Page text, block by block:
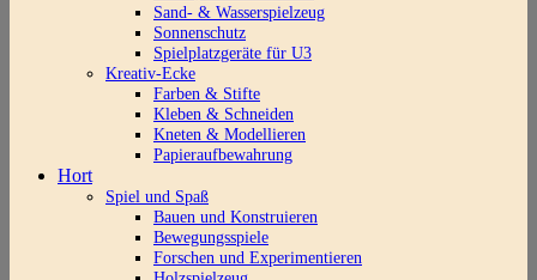
Sand- & Wasserspielzeug
Sonnenschutz
Spielplatzgeräte für U3
Kreativ-Ecke
Farben & Stifte
Kleben & Schneiden
Kneten & Modellieren
Papieraufbewahrung
Hort
Spiel und Spaß
Bauen und Konstruieren
Bewegungsspiele
Forschen und Experimentieren